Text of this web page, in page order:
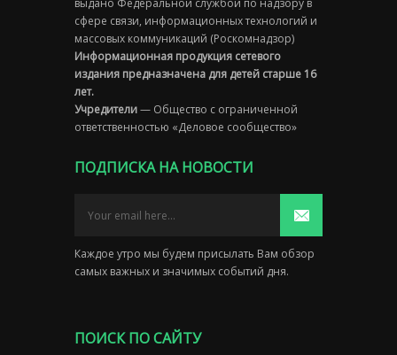
выдано Федеральной службой по надзору в
сфере связи, информационных технологий и
массовых коммуникаций (Роскомнадзор)
Информационная продукция сетевого
издания предназначена для детей старше 16
лет.
Учредители— Общество с ограниченной
ответственностью «Деловое сообщество»
ПОДПИСКА НА НОВОСТИ
Каждое утро мы будем присылать Вам обзор
самых важных и значимых событий дня.
ПОИСК ПО САЙТУ